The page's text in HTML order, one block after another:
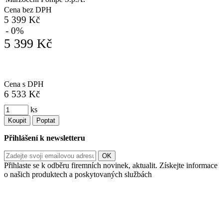
Cena bez DPH
5 399 Kč
- 0%
5 399 Kč
Cena s DPH
6 533 Kč
ks
Koupit Poptat
Přihlášení k newsletteru
Přihlaste se k odběru firemních novinek, aktualit. Získejte informace
o našich produktech a poskytovaných službách